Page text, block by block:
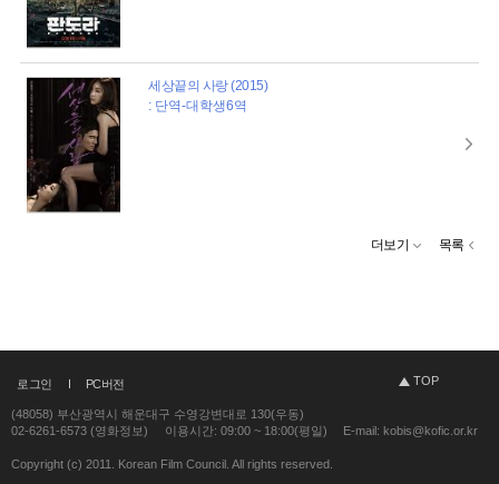
세상끝의 사랑 (2015)
: 단역-대학생6역
더보기 목록
로그인 PC버전 TOP
(48058) 부산광역시 해운대구 수영강변대로 130(우동)
02-6261-6573 (영화정보)
이용시간: 09:00 ~ 18:00(평일) E-mail: kobis@kofic.or.kr
Copyright (c) 2011. Korean Film Council. All rights reserved.